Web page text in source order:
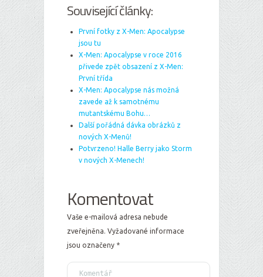
Související články:
První fotky z X-Men: Apocalypse
jsou tu
X-Men: Apocalypse v roce 2016
přivede zpět obsazení z X-Men:
První třída
X-Men: Apocalypse nás možná
zavede až k samotnému
mutantskému Bohu…
Další pořádná dávka obrázků z
nových X-Menů!
Potvrzeno! Halle Berry jako Storm
v nových X-Menech!
Komentovat
Vaše e-mailová adresa nebude
zveřejněna. Vyžadované informace
jsou označeny *